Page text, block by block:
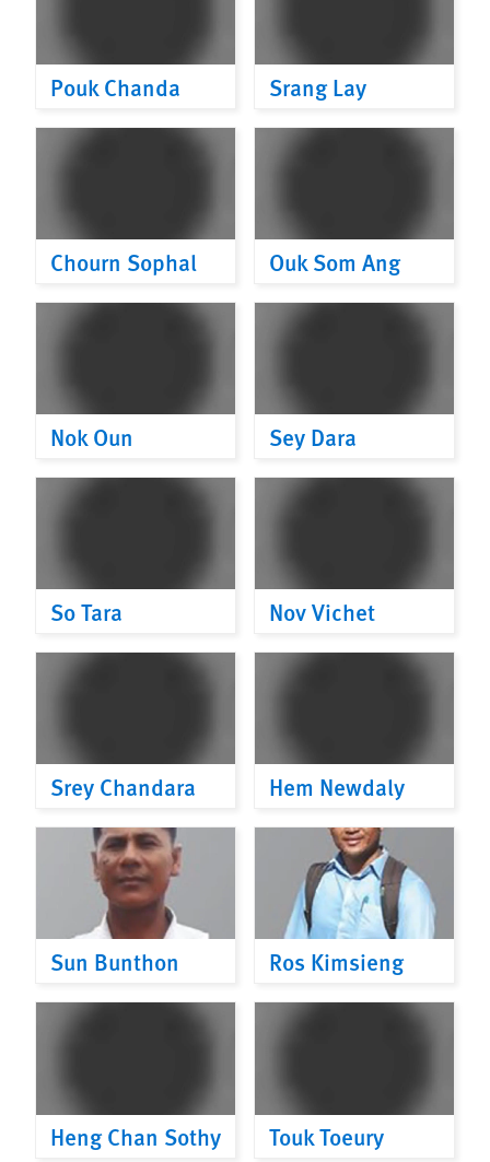
Pouk Chanda Srang Lay
Chourn Sophal Ouk Som Ang
Nok Oun Sey Dara
So Tara Nov Vichet
Srey Chandara Hem Newdaly
Sun Bunthon Ros Kimsieng
Heng Chan Sothy Touk Toeury